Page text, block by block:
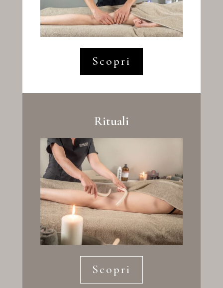
Scopri
Rituali
Scopri